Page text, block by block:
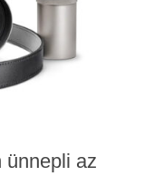
ünnepli az